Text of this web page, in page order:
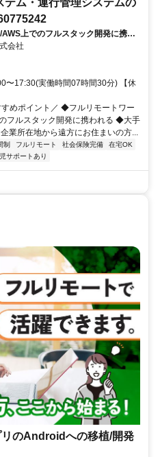
上でのフルスタック開発に携わ
会社
〜17:30(実働時間07時間30分) 【休
すめポイント／ ◆フルリモートワー
フルスタック開発に携われる ◆大手
業所在地から遠方にお住まいの方...
制 フルリモート 社会保険完備
在宅OK
サポートあり
リのAndroidへの移植/開発